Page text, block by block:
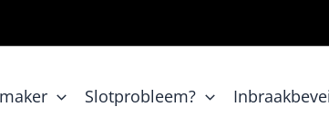
Slotprobleem?